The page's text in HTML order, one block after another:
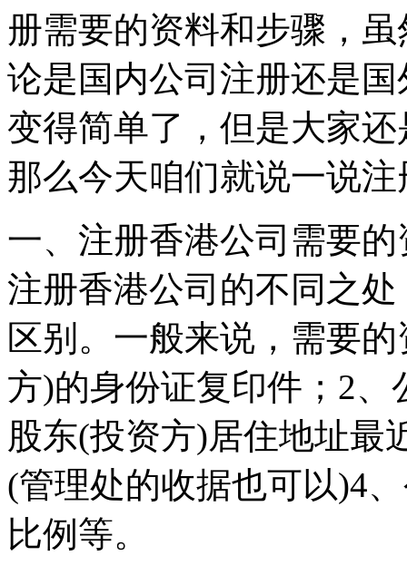
册需要的资料和步骤，
论是国内公司注册还是
变得简单了，但是大家
那么今天咱们就说一说
一、注册香港公司需要
注册香港公司的不同之
区别。一般来说，需要
方)的身份证复印件；2
股东(投资方)居住地址最
(管理处的收据也可以)4
比例等。